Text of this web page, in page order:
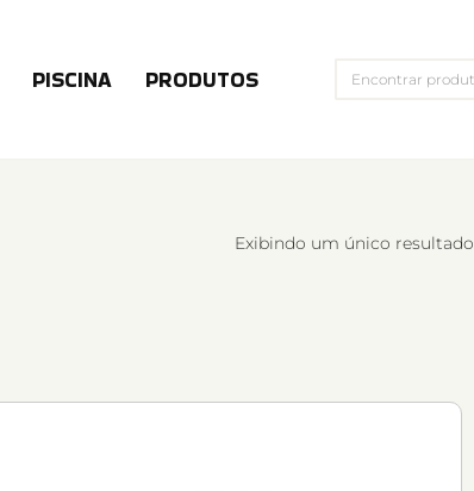
PISCINA PRODUTOS
Exibindo um único resultado